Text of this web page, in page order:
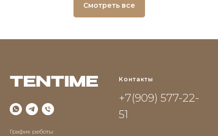
Смотреть все
График работы:
Контакты
+7(909) 577-22-
51